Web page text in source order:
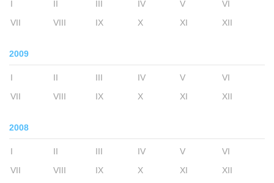
I II III IV V
VI
VII
VIII IX X XI XII
2009
I II III IV V
VI
VII
VIII IX X XI XII
2008
I II III IV V
VI
VII
VIII IX X XI XII